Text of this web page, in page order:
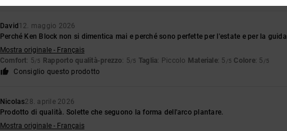
David 12. maggio 2026
Perché Ken Block non si dimentica mai e perché sono perfette per l'estate e per la guida
Mostra originale - Français
Comfort: 5/5 Rapporto qualità-prezzo: 5/5 Taglia: Piccolo Materiale: 5 /5 Colore: 5 /5
Consiglio questo prodotto
Nicolas28. aprile 2026
Prodotto di qualità. Solette che seguono la forma dell'arco plantare.
Mostra originale - Français